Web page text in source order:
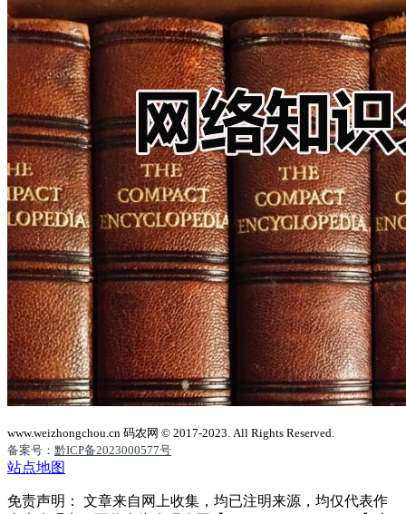
www.weizhongchou.cn 码农网 © 2017-2023. All Rights Reserved.
备案号： 黔ICP备2023000577号
站点地图
免责声明： 文章来自网上收集，均已注明来源，均仅代表作